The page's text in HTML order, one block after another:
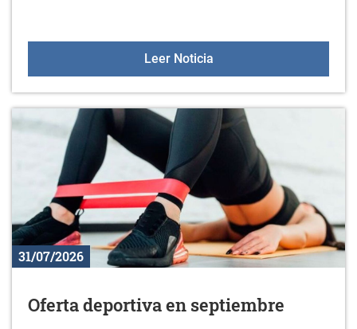
Leer NoticiaHorario de Sologana en
31/07/2026
Oferta deportiva en septiembre